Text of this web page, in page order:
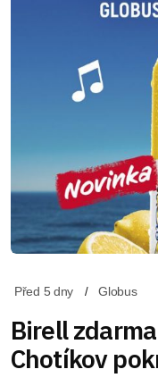
Před 5 dny Globus
Birell
Chotíkov